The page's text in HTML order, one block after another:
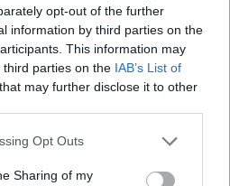
opt-out of the further
information by third parties on the
This information may
parties on the IAB’s List of
that may further disclose it to other
app uses one or more Google
behaviour. You may click to
Opt Outs
Sharing of my
έχουν μαζευτεί εδώ
ότι ο εχθρός του κόσμου
δεν θα δείτε ποτέ στον